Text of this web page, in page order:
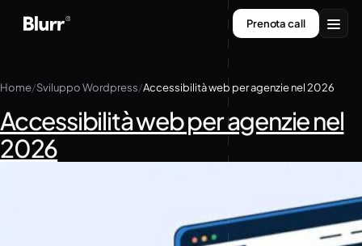
Prenota call
Chi siamo
Contatti
Home Sviluppo Wordpress Accessibilità web per agenzie nel 2026
Accessibilità web per agenzie nel
2026